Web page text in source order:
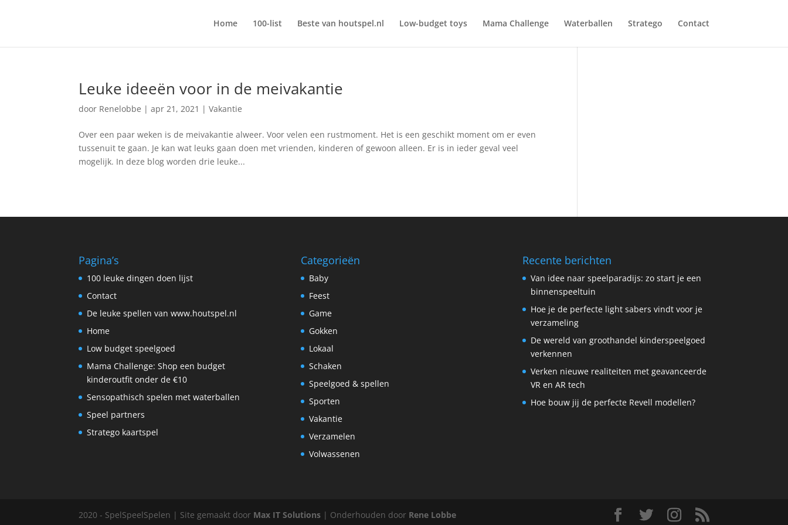
Home 100-list Beste van houtspel.nl Low-budget toys Mama Challenge Waterballen Stratego Contact
Leuke ideeën voor in de meivakantie
door Renelobbe |apr 21, 2021 |Vakantie
Over een paar weken is de meivakantie alweer. Voor velen een rustmoment. Het is een geschikt moment om er even
tussenuit te gaan. Je kan wat leuks gaan doen met vrienden, kinderen of gewoon alleen. Er is in ieder geval veel
mogelijk. In deze blog worden drie leuke...
Pagina’s
100 leuke dingen doen lijst
Contact
De leuke spellen van www.houtspel.nl
Home
Low budget speelgoed
Mama Challenge: Shop een budget
kinderoutfit onder de €10
Sensopathisch spelen met waterballen
Speel partners
Stratego kaartspel
Categorieën
Baby
Feest
Game
Gokken
Lokaal
Schaken
Speelgoed & spellen
Sporten
Vakantie
Verzamelen
Volwassenen
Recente berichten
Van idee naar speelparadijs: zo start je een
binnenspeeltuin
Hoe je de perfecte light sabers vindt voor je
verzameling
De wereld van groothandel kinderspeelgoed
verkennen
Verken nieuwe realiteiten met geavanceerde
VR en AR tech
Hoe bouw jij de perfecte Revell modellen?
2020 - SpelSpeelSpelen | Site gemaakt door Max IT Solutions | Onderhouden door Rene Lobbe